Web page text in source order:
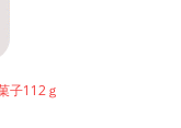
子112ｇ